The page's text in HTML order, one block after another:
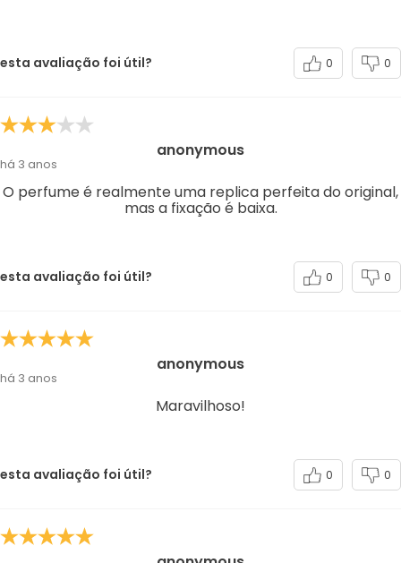
esta avaliação foi útil? 0 0
anonymous
há 3 anos
O perfume é realmente uma replica perfeita do original,
mas a fixação é baixa.
esta avaliação foi útil? 0 0
anonymous
há 3 anos
Maravilhoso!
esta avaliação foi útil? 0 0